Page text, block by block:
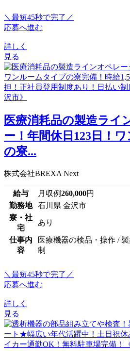
＼最短45秒で完了／
応募へ進む
詳しく
見る
医療消耗品の製造ライ
ー！年間休日123日！
の寮...
株式会社BREXA Next
給与 月収例260,000円
勤務地
石川県 金沢市
寮・社
宅
あり
仕事内
容
医療機器の検品・操作 /
制
＼最短45秒で完了／
応募へ進む
詳しく
見る